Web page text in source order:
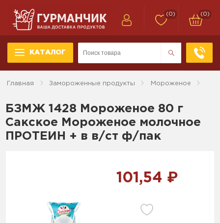
КАТАЛОГ
(0) (0)
Главная Замороженные продукты Мороженое
БЗМЖ 1428 Мороженое 80 г
Сакское Мороженое молочное
ПРОТЕИН + в в/ст ф/пак
101,54 ₽